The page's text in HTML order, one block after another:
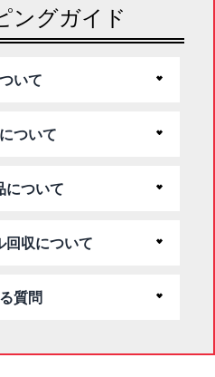
ングガイド
いて
ついて
について
回収について
質問